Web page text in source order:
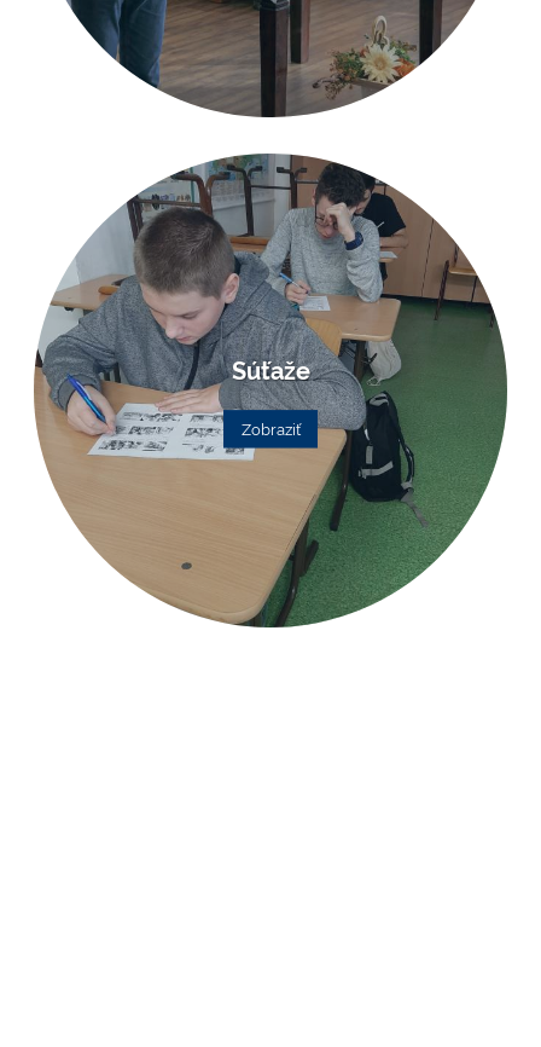
Súťaže
Zobraziť